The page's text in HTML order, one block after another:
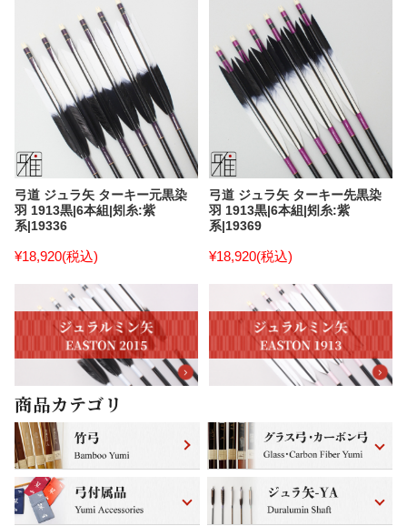
弓道 ジュラ矢 ターキー元黒染
羽 1913黒|6本組|矧糸:紫
系|19336
¥18,920(税込)
弓道 ジュラ矢 ターキー先黒染
羽 1913黒|6本組|矧糸:紫
系|19369
¥18,920(税込)
商品カテゴリ